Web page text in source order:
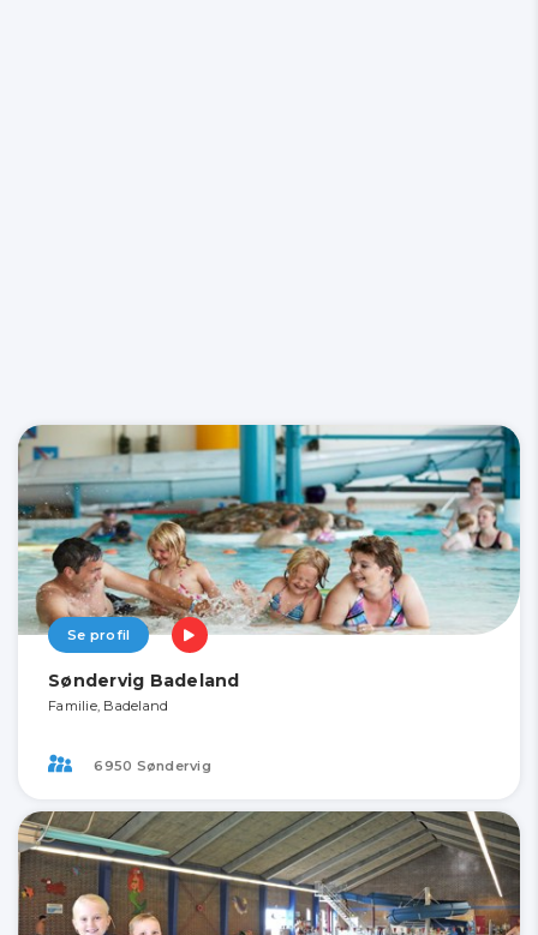
Se profil
Søndervig Badeland
Familie, Badeland
6950 Søndervig